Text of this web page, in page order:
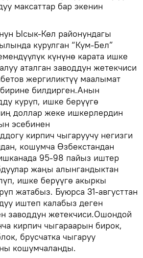
максаттар бар экенин
Ысык-Көл районундагы
курулган “Кум-Бел”
күнүнө карата ишке
аталган заводдун жетекчиси
жергиликтүү маалымат
билдирген.Анын
куруп, ишке берүүгө
доллар жеке ишкерлердин
эсебинен
кирпич чыгаруучу негизги
кошумча Өзбекстандан
95-98 пайыз иштер
жаңы алынгандыктан
ишке берүүгө акыркы
жатабыз. Буюрса 31-августтан
иштеп калабыз деген
заводдун жетекчиси.Ошондой
кирпич чыгараарын бирок,
брусчатка чыгаруу
кошумчаланды.